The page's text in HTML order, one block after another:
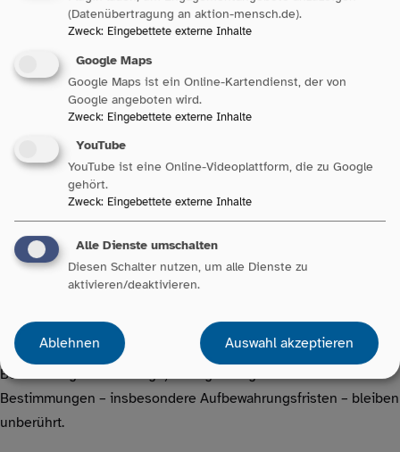
bei uns gespeichert. Diese Daten geben wir nicht ohne Ihre
Die Verarbeitung der in das Kontaktformular eingegebenen
Daten erfolgt somit ausschließlich auf Grundlage Ihrer
Einwilligung jederzeit widerrufen. Dazu reicht eine formlose
Mitteilung per E-Mail an uns. Die Rechtmäßigkeit der bis zum
Widerruf erfolgten Datenverarbeitungsvorgänge bleibt vom
Widerruf unberührt.
Die von Ihnen im Kontaktformular eingegebenen Daten
Einwilligung zur Speicherung widerrufen oder der Zweck für die
Datenspeicherung entfällt (z.B. nach abgeschlossener
Bearbeitung Ihrer Anfrage). Zwingende gesetzliche
Bestimmungen – insbesondere Aufbewahrungsfristen – bleiben
unberührt.
(Datenübertragung an aktion-mensch.de).
Zweck: Eingebettete externe Inhalte
Google Maps
Google Maps ist ein Online-Kartendienst, der von
Google angeboten wird.
Zweck: Eingebettete externe Inhalte
YouTube
YouTube ist eine Online-Videoplattform, die zu Google
gehört.
Zweck: Eingebettete externe Inhalte
Alle Dienste umschalten
Diesen Schalter nutzen, um alle Dienste zu
aktivieren/deaktivieren.
Ablehnen Auswahl akzeptieren